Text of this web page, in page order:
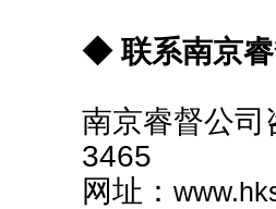
◆ 联系南京
南京睿督公
3465
网址：